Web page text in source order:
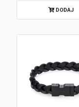
DODAJ